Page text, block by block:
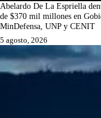
Abelardo De La Espriella
de $370 mil millones en
MinDefensa, UNP y CENIT
5 agosto, 2026